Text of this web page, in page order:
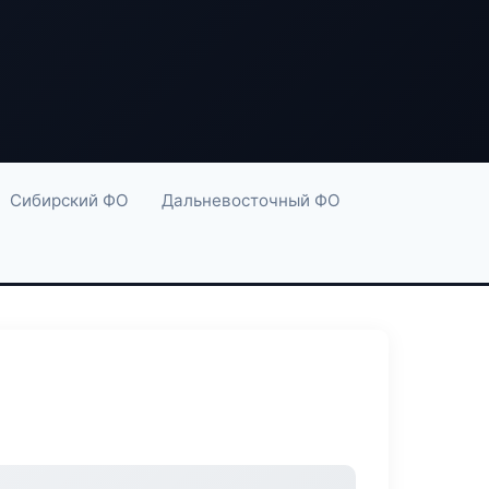
Сибирский ФО Дальневосточный ФО